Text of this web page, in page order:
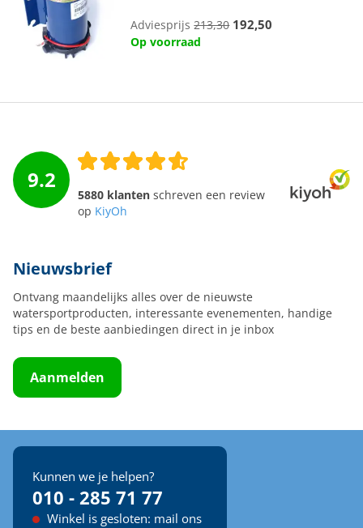
Adviesprijs213,30 192,50
Op voorraad
9.2
5880 klanten schreven een review
op KiyOh
Nieuwsbrief
Ontvang maandelijks alles over de nieuwste
watersportproducten, interessante evenementen, handige
tips en de beste aanbiedingen direct in je inbox
Aanmelden
Kunnen we je helpen?
010 - 285 71 77
Winkel is gesloten: mail ons